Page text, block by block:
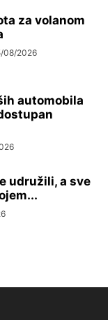
za volanom
08/2026
automobila
udružili, a sve